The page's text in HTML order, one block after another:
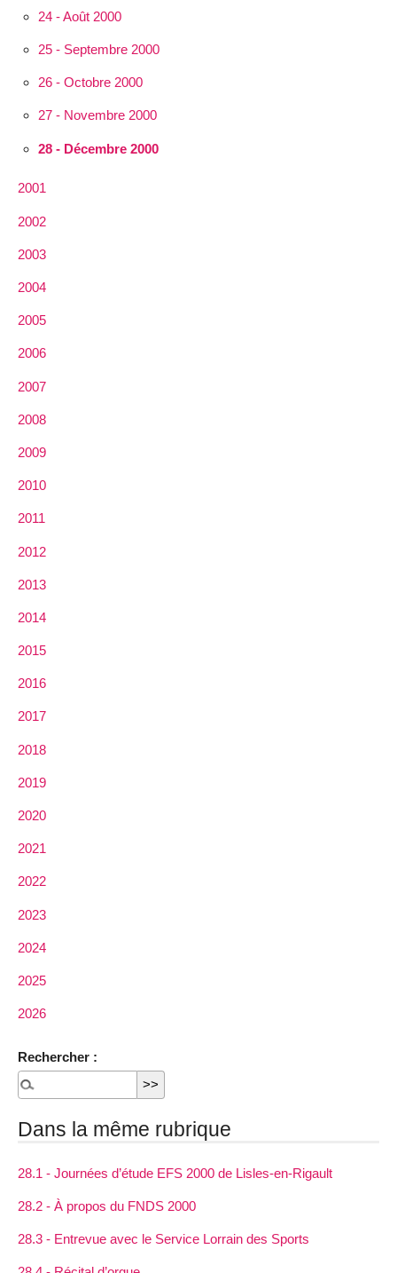
24 - Août 2000
25 - Septembre 2000
26 - Octobre 2000
27 - Novembre 2000
28 - Décembre 2000
2001
2002
2003
2004
2005
2006
2007
2008
2009
2010
2011
2012
2013
2014
2015
2016
2017
2018
2019
2020
2021
2022
2023
2024
2025
2026
Rechercher :
Dans la même rubrique
28.1 - Journées d’étude EFS 2000 de Lisles-en-Rigault
28.2 - À propos du FNDS 2000
28.3 - Entrevue avec le Service Lorrain des Sports